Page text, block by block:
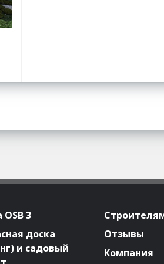
3
доска
и садовый
Отзывы
Компания